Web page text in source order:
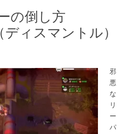
の倒し方
ディスマントル）
邪
悪
な
リ
ー
パ